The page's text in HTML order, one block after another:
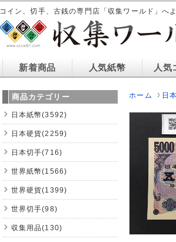
コイン、切手、古銭の専門店「収集ワールド」へ
新着商品 人気紙幣 人気
ホーム 日
商品カテゴリー
日本紙幣(3592)
日本硬貨(2259)
日本切手(716)
世界紙幣(1566)
世界硬貨(1399)
世界切手(98)
収集用品(130)